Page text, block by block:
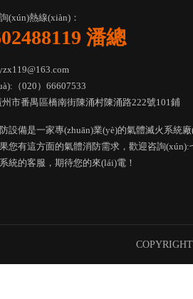
(xún)熱線(xiàn)：
潘總
（020）66607533
市番禺區橋南街陳涌村陳涌路222號101鋪
設備是一家專(zhuān)業(yè)的氣體滅火系統廠
如果您有這方面的氣體消防需求，歡迎咨詢(xún):
統的客服，期待您的來(lái)電！
COPYRIGHT